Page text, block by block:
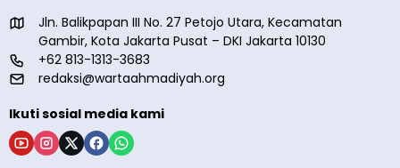
Jln. Balikpapan III No. 27 Petojo Utara, Kecamatan
Gambir, Kota Jakarta Pusat – DKI Jakarta 10130
+62 813-1313-3683
redaksi@wartaahmadiyah.org
Ikuti sosial media kami